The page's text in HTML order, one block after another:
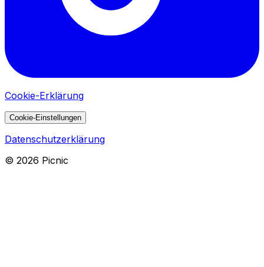
Cookie-Erklärung
Cookie-Einstellungen
Datenschutzerklärung
© 2026 Picnic